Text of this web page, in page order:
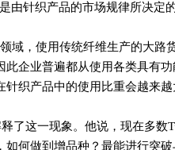
由针织产品的市场规律所决定
，使用传统纤维生产的大路
此企业普遍都从使用各类具有
织产品中的使用比重会越来
这一现象。他说，现在多数T
如何做到增品种？最能进行突